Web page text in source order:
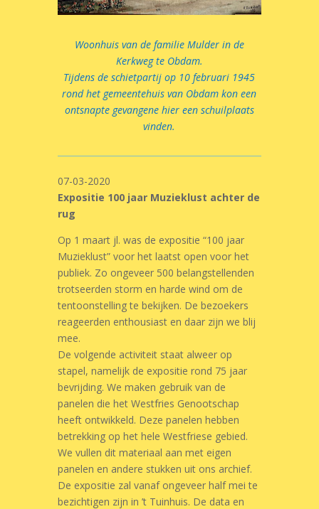
Woonhuis van de familie Mulder in de
Kerkweg te Obdam.
Tijdens de schietpartij op 10 februari 1945
rond het gemeentehuis van Obdam kon een
ontsnapte gevangene hier een schuilplaats
vinden.
07-03-2020
Expositie 100 jaar Muzieklust achter de
rug
Op 1 maart jl. was de expositie “100 jaar
Muzieklust” voor het laatst open voor het
publiek. Zo ongeveer 500 belangstellenden
trotseerden storm en harde wind om de
tentoonstelling te bekijken. De bezoekers
reageerden enthousiast en daar zijn we blij
mee.
De volgende activiteit staat alweer op
stapel, namelijk de expositie rond 75 jaar
bevrijding. We maken gebruik van de
panelen die het Westfries Genootschap
heeft ontwikkeld. Deze panelen hebben
betrekking op het hele Westfriese gebied.
We vullen dit materiaal aan met eigen
panelen en andere stukken uit ons archief.
De expositie zal vanaf ongeveer half mei te
bezichtigen zijn in ’t Tuinhuis. De data en